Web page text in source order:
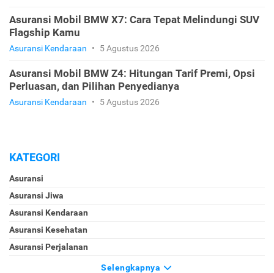
Asuransi Mobil BMW X7: Cara Tepat Melindungi SUV
Flagship Kamu
Asuransi Kendaraan • 5 Agustus 2026
Asuransi Mobil BMW Z4: Hitungan Tarif Premi, Opsi
Perluasan, dan Pilihan Penyedianya
Asuransi Kendaraan • 5 Agustus 2026
KATEGORI
Asuransi
Asuransi Jiwa
Asuransi Kendaraan
Asuransi Kesehatan
Asuransi Perjalanan
Selengkapnya